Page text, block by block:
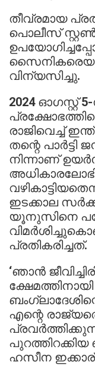
തീവ്രമായ
പൊലീസ്
വിന്യസിച്ചു.
2024 ഓഗസ്റ്റ്
രാജിവെച്ച്
തന്റെ
നിന്നാണ്
ഇടക്കാല
യൂനുസിനെ
പ്രതികരിച്ചത്.
‘ഞാൻ
എന്റെ
ഹസീന